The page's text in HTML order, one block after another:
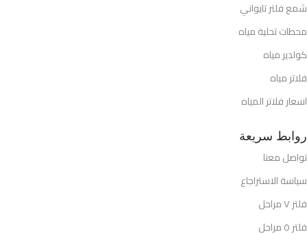
شمع فلتر تايواني
محطات تحلية مياه
كولدير مياه
فلاتر مياه
اسعار فلاتر المياه
روابط سريعة
تواصل معنا
سياسة الاستراجاع
فلتر ٧ مراحل
فلتر ٥ مراحل